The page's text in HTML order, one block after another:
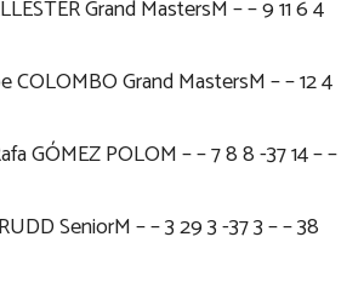
Grand MastersM – – 9 11 6 4
COLOMBO Grand MastersM – – 12 4
GÓMEZ POLOM – – 7 8 8 -37 14 – –
SeniorM – – 3 29 3 -37 3 – – 38